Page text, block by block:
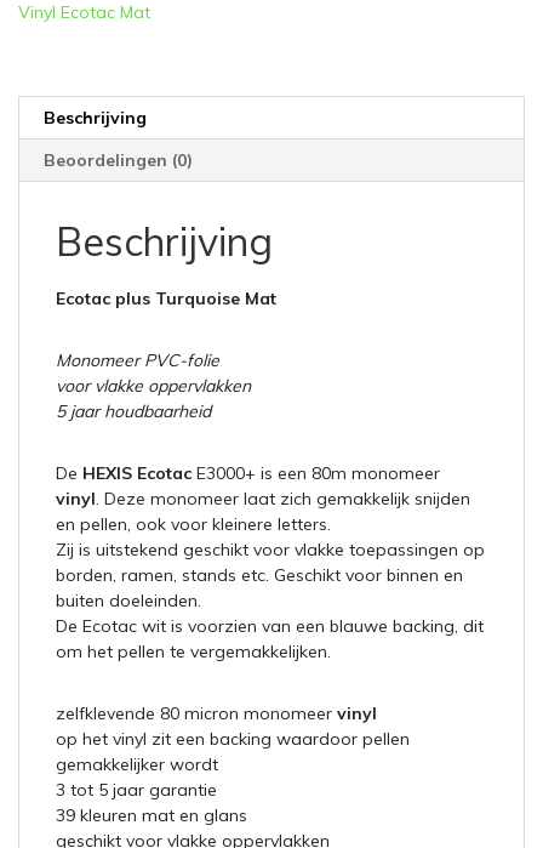
Vinyl Ecotac Mat
Beschrijving
Beoordelingen (0)
Beschrijving
Ecotac plus Turquoise Mat
Monomeer PVC-folie
voor vlakke oppervlakken
5 jaar houdbaarheid
De HEXIS Ecotac E3000+ is een 80m monomeer
vinyl. Deze monomeer laat zich gemakkelijk snijden
en pellen, ook voor kleinere letters.
Zij is uitstekend geschikt voor vlakke toepassingen op
borden, ramen, stands etc. Geschikt voor binnen en
buiten doeleinden.
De Ecotac wit is voorzien van een blauwe backing, dit
om het pellen te vergemakkelijken.
zelfklevende 80 micron monomeer vinyl
op het vinyl zit een backing waardoor pellen
gemakkelijker wordt
3 tot 5 jaar garantie
39 kleuren mat en glans
geschikt voor vlakke oppervlakken